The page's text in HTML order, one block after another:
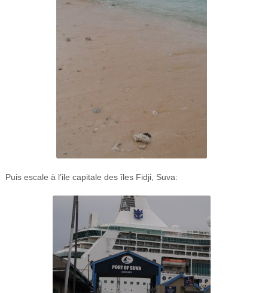
Puis escale à l’ile capitale des îles Fidji, Suva: